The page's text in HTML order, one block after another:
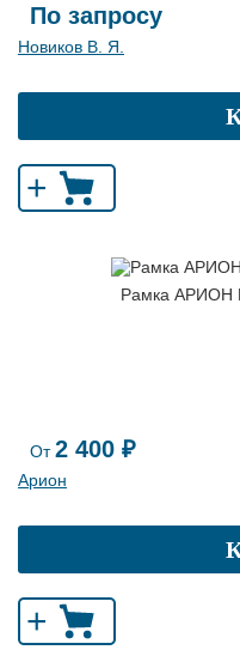
По запросу
Новиков В. Я.
+
Рамка АРИОН
От2 400 ₽
Арион
+